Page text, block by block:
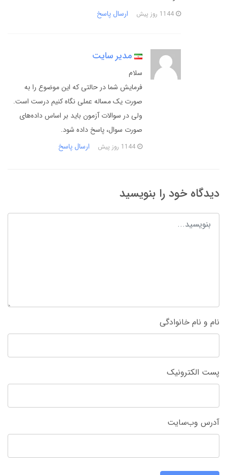
ارسال پاسخ
مدیر سایت
سلام
فرمایش شما در حالتی که این موضوع را به
صورت یک مساله عملی نگاه کنیم درست است.
ولی در سوالات آزمون باید بر اساس داده‌های
صورت سوال، پاسخ داده شود.
ارسال پاسخ
دیدگاه خود را بنویسید
نام و نام خانوادگی
پست الکترونیک
آدرس وب‌سایت